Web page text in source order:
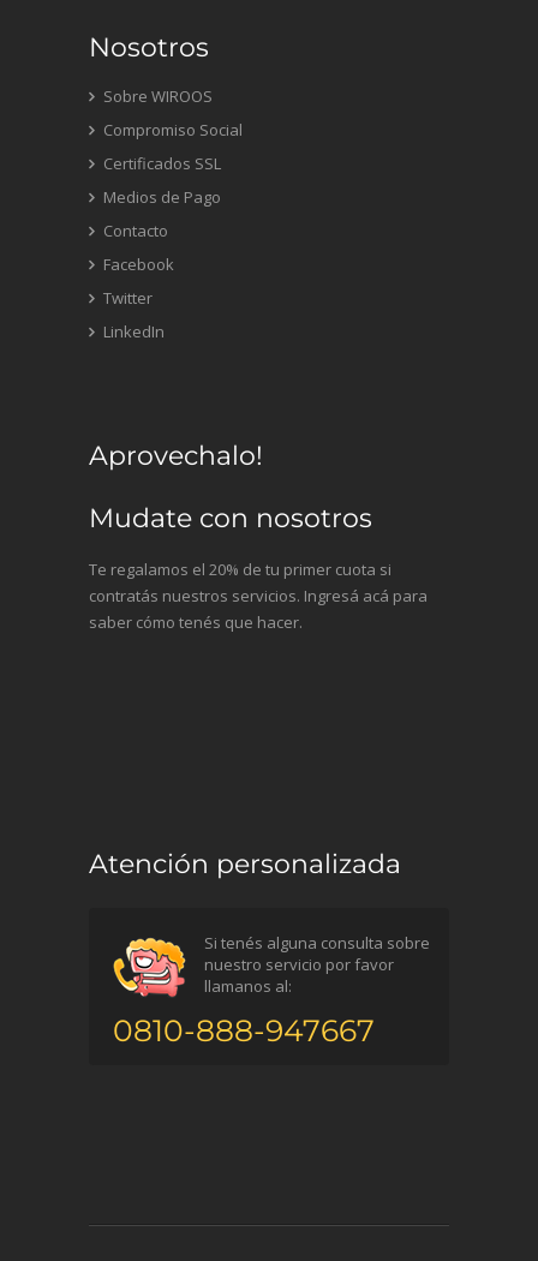
Nosotros
Sobre WIROOS
Compromiso Social
Certificados SSL
Medios de Pago
Contacto
Facebook
Twitter
LinkedIn
Aprovechalo!
Mudate con nosotros
Te regalamos el 20% de tu primer cuota si
contratás nuestros servicios. Ingresá acá para
saber cómo tenés que hacer.
Atención personalizada
Si tenés alguna consulta sobre
nuestro servicio por favor
llamanos al:
0810-888-947667